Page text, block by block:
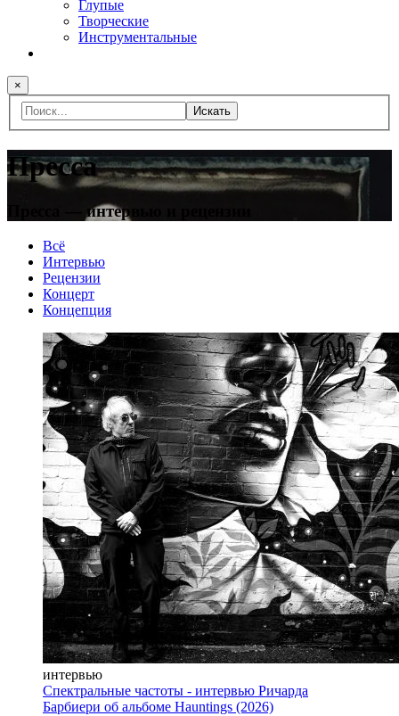
Глупые
Творческие
Инструментальные
×
Искать
Пресса
Пресса — интервью и рецензии
Всё
Интервью
Рецензии
Концерт
Концепция
интервью
Спектральные частоты - интервью Ричарда
Барбиери об альбоме Hauntings (2026)